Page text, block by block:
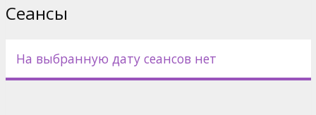
Сеансы
На выбранную дату сеансов нет